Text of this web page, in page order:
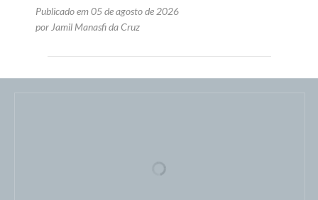
Publicado em 05 de agosto de 2026
por Jamil Manasfi da Cruz